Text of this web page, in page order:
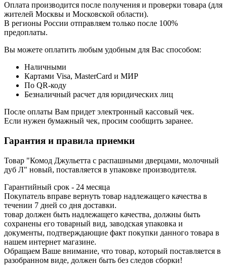
Оплата производится после получения и проверки товара (для
жителей Москвы и Московской области).
В регионы России отправляем только после 100%
предоплаты.
Вы можете оплатить любым удобным для Вас способом:
Наличными
Картами Visa, MasterCard и МИР
По QR-коду
Безналичный расчет для юридических лиц
После оплаты Вам придет электронный кассовый чек.
Если нужен бумажный чек, просим сообщить заранее.
Гарантия и правила приемки
Товар "Комод Джульетта с распашными дверцами, молочный
дуб Л" новый, поставляется в упаковке производителя.
Гарантийный срок - 24 месяца
Покупатель вправе вернуть товар надлежащего качества в
течении 7 дней со дня доставки.
товар должен быть надлежащего качества, должны быть
сохранены его товарный вид, заводская упаковка и
документы, подтверждающие факт покупки данного товара в
нашем интернет магазине.
Обращаем Ваше внимание, что товар, который поставляется в
разобранном виде, должен быть без следов сборки!